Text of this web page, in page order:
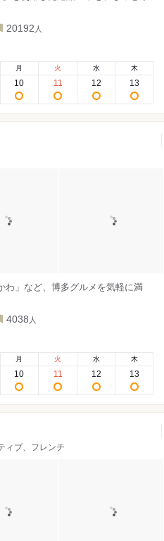
20192 人
月
10
火
11
水
12
木
13
わ」など、博多グルメを気軽に満
4038 人
月
10
火
11
水
12
木
13
ィブ、フレンチ